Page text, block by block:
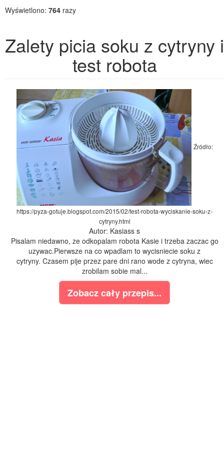
Wyświetlono: 764 razy
Zalety picia soku z cytryny i
test robota
Źródło:
https://pyza-gotuje.blogspot.com/2015/02/test-robota-wyciskanie-soku-z-
cytryny.html
Autor: Kasiass s
Pisalam niedawno, ze odkopalam robota Kasie i trzeba zaczac go
uzywac.Pierwsze na co wpadlam to wycisniecie soku z
cytryny. Czasem pije przez pare dni rano wode z cytryna, wiec
zrobilam sobie mal...
Zobacz cały przepis...